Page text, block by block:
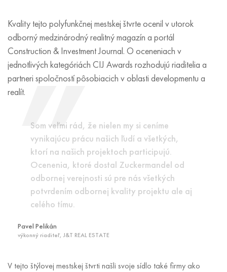
Kvality tejto polyfunkčnej mestskej štvrte ocenil v utorok
odborný medzinárodný realitný magazín a portál
Construction & Investment Journal. O oceneniach v
jednotlivých kategóriách CIJ Awards rozhodujú riaditelia a
partneri spoločností pôsobiacich v oblasti developmentu a
realít.
Som veľmi rád, že nielen my si ceníme
vynikajúcu prácu našich ľudí a všetkých,
ktorí na našich projektoch participujú.
Ocenenia, ktoré dostal Zuckermandel od
odbornej verejnosti sú pre nás všetkých
potvrdením odbornej kvality projektu ale aj
celého tímu.
Pavel Pelikán
výkonný riaditeľ, J&T REAL ESTATE
V tejto štýlovej mestskej štvrti našli svoje sídlo také firmy ako